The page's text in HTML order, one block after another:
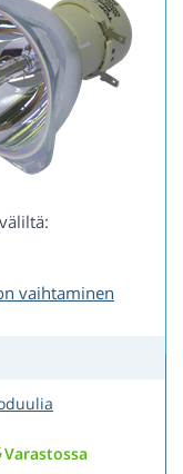
vaihtaminen
Varastossa